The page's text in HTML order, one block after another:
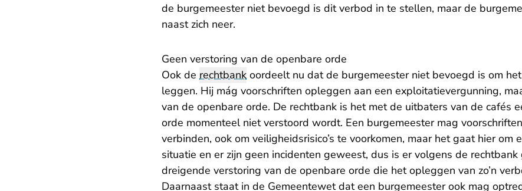
de burgemeester niet bevoegd is dit verbod in te stellen, maar de
naast zich neer.
Geen verstoring van de openbare orde
Ook de rechtbank oordeelt nu dat de burgemeester niet bevoegd is om
leggen. Hij mág voorschriften opleggen aan een exploitatievergunning,
van de openbare orde. De rechtbank is het met de uitbaters van de cafés
orde momenteel niet verstoord wordt. Een burgemeester mag
verbinden, ook om veiligheidsrisico’s te voorkomen, maar het gaat hier om
situatie en er zijn geen incidenten geweest, dus is er volgens de rechtbank
dreigende verstoring van de openbare orde die het opleggen van zo’n
Daarnaast staat in de Gemeentewet dat een burgemeester ook mag